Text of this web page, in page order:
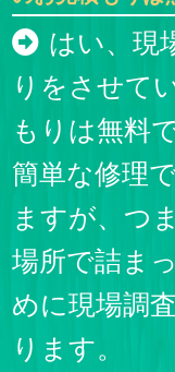
はい、現
りをさせて
もりは無料
簡単な修理
ますが、つ
場所で詰ま
めに現場調
ります。